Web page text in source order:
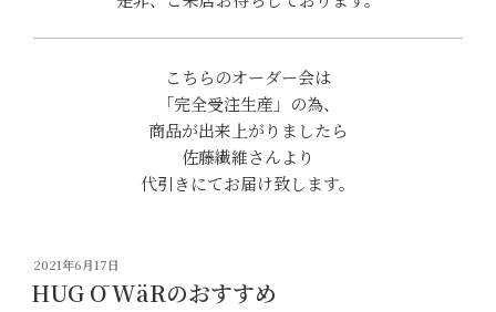
こちらのオーダー会は
「完全受注生産」の為、
商品が出来上がりましたら
佐藤繊維さんより
代引きにてお届け致します。
投
稿
日:
2021年6月17日
HUG Ō WäRのおすすめ